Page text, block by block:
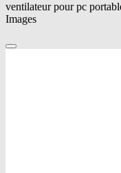
ventilateur pour pc
Images